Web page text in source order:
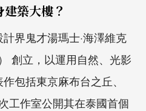
建築大樓？
界鬼才湯瑪士·海澤維克
創立，以運用自然、光影
包括東京麻布台之丘、
工作室公開其在泰國首個